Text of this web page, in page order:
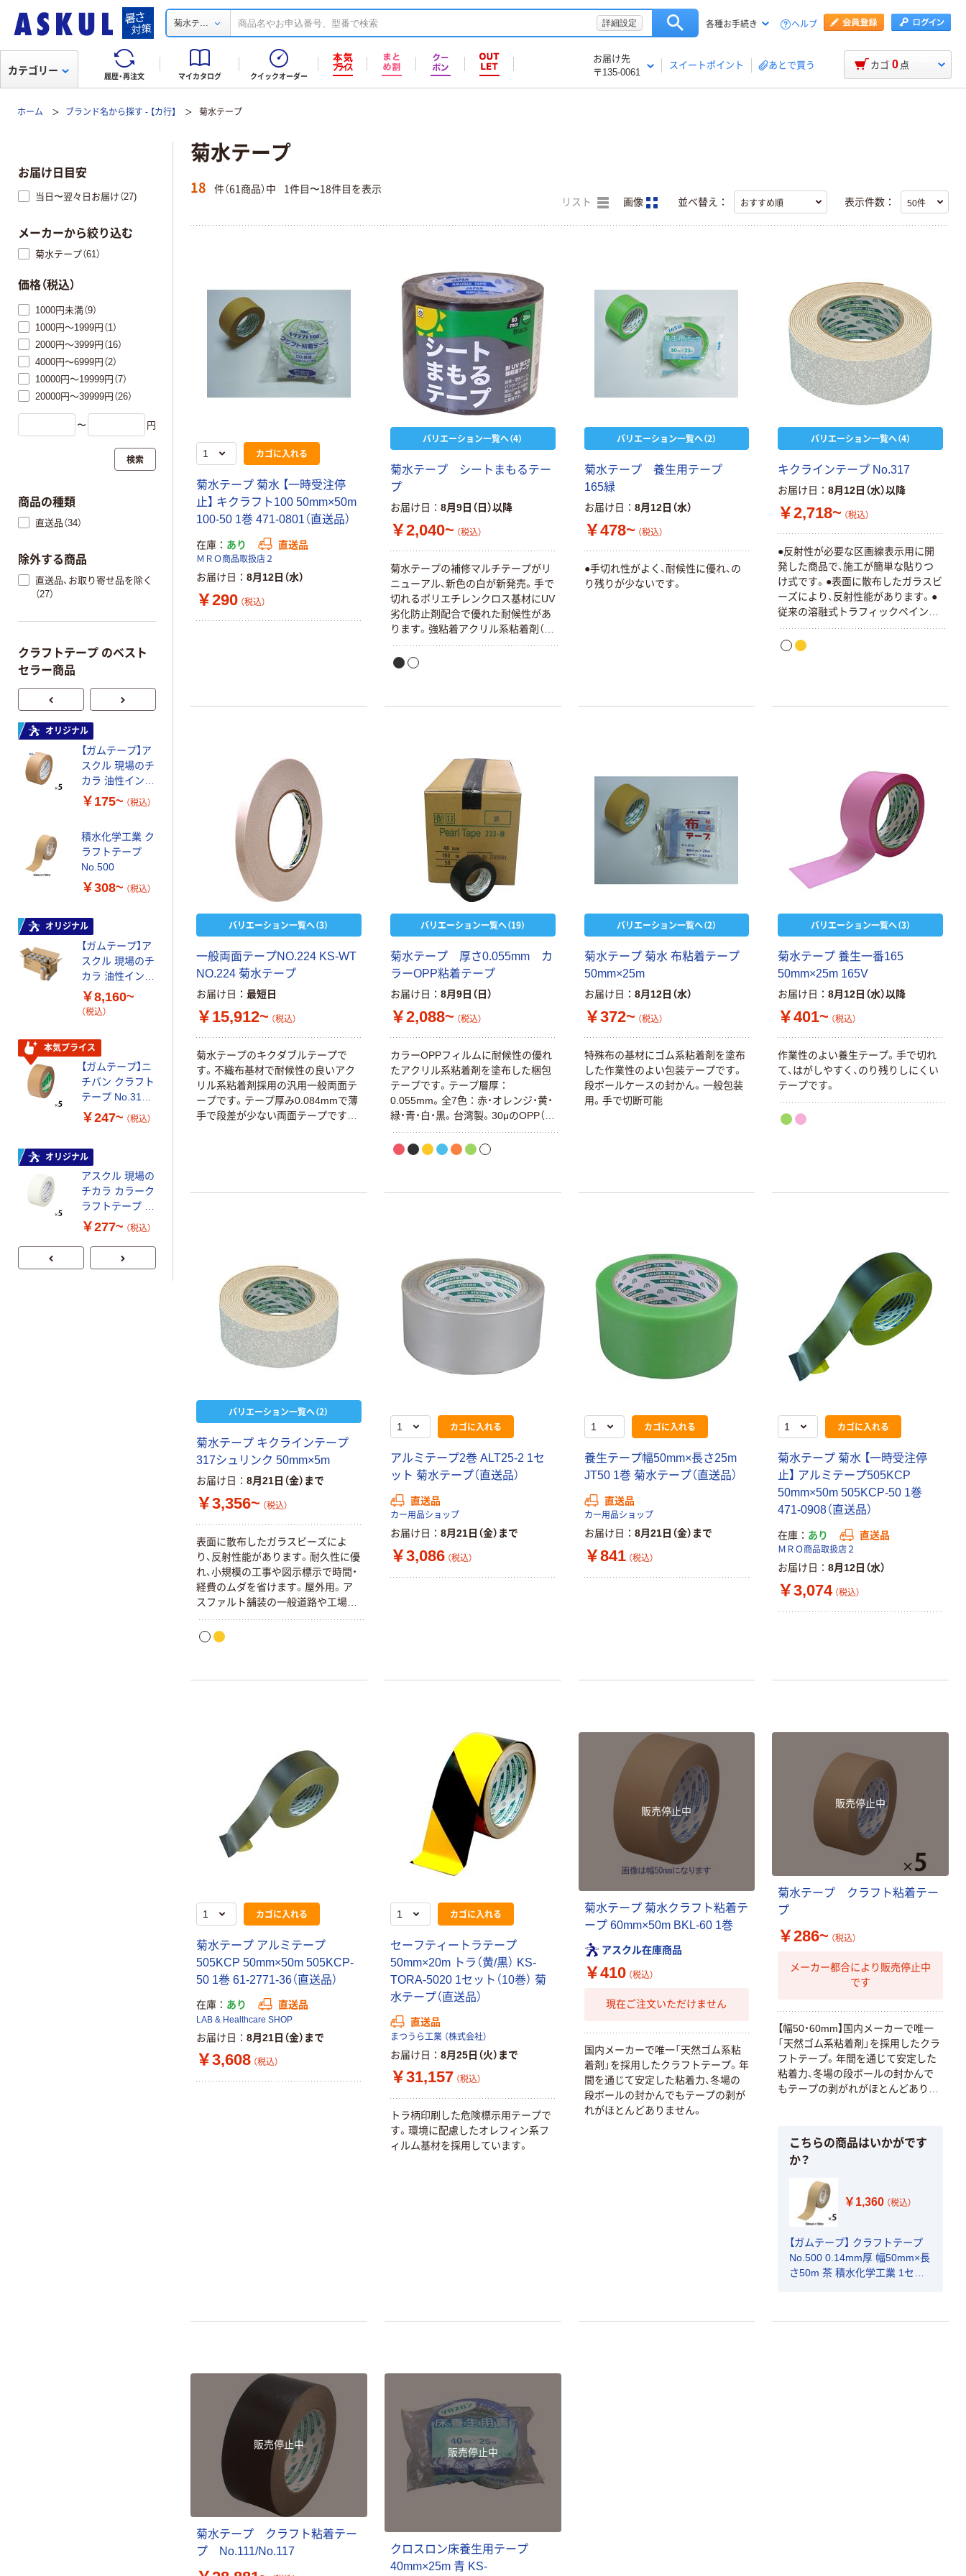
菊水テ... 詳細設定 各種お手続き ヘルプ
履歴・再注文 マイカタログ クイックオーダー
お届け先
〒135-0061
スイートポイント あとで買う
カテゴリー カゴ 0 点
ホーム ブランド名から探す - 【カ行】 菊水テープ
菊水テープ
18 件（61商品）中 1件目〜18件目を表示
リスト 画像 並べ替え： 表示件数：
カゴに入れる
菊水テープ 菊水 【一時受注停
止】 キクラフト100 50mm×50m
100-50 1巻 471-0801（直送品）
在庫 あり 直送品
ＭＲＯ商品取扱店２
お届け日 8月12日（水）
￥290 （税込）
バリエーション一覧へ（4）
菊水テープ シートまもるテー
プ
お届け日 8月9日（日）以降
￥2,040~ （税込）
菊水テープの補修マルチテープがリ
ニューアル、新色の白が新発売。手で
切れるポリエチレンクロス基材にUV
劣化防止剤配合で優れた耐候性があ
ります。強粘着アクリル系粘着剤（ノ
ントルエン・無溶剤タイプ採用で環
境にやさしい）防草シートや遮光ネ
トや白いシートの固定、ジョイント、
も。プラスチック製品の簡易補修に
も便利です。
バリエーション一覧へ（2）
菊水テープ 養生用テープ
165緑
お届け日 8月12日（水）
￥478~ （税込）
●手切れ性がよく、耐候性に優れ、の
り残りが少ないです。
バリエーション一覧へ（4）
キクラインテープ No.317
お届け日 8月12日（水）以降
￥2,718~ （税込）
●反射性が必要な区画線表示用に開
発した商品で、施工が簡単な貼りつ
け式です。●表面に散布したガラスビ
ーズにより、反射性能があります。●
従来の溶融式トラフィックペイント
に比べ、耐久性に優れ、小規模の工事
や図示標示で時間・経費のムダを省
バリエーション一覧へ（3）
一般両面テープNO.224 KS-WT
NO.224 菊水テープ
お届け日 最短日
￥15,912~ （税込）
菊水テープのキクダブルテープで
す。不織布基材で耐候性の良いアク
リル系粘着剤採用の汎用一般両面テ
ープです。テープ厚み0.084mmで薄
手で段差が少ない両面テープです。
す。一般仮止め両面テープとして。
バリエーション一覧へ（19）
菊水テープ 厚さ0.055mm カ
ラーOPP粘着テープ
お届け日 8月9日（日）
￥2,088~ （税込）
カラーOPPフィルムに耐候性の優れ
たアクリル系粘着剤を塗布した梱包
テープです。テープ層厚：
0.055mm。全7色：赤・オレンジ・黄・
緑・青・白・黒。台湾製。30μのOPP（二
軸延伸ポリプロピレン）フィルムを
使用。段ボールケースの封かん、一般
管理できます。また加工や配送等の
バリエーション一覧へ（2）
菊水テープ 菊水 布粘着テープ
50mm×25m
お届け日 8月12日（水）
￥372~ （税込）
特殊布の基材にゴム系粘着剤を塗布
した作業性のよい包装テープです。
段ボールケースの封かん。一般包装
用。手で切断可能
バリエーション一覧へ（3）
菊水テープ 養生一番165
50mm×25m 165V
お届け日 8月12日（水）以降
￥401~ （税込）
作業性のよい養生テープ。手で切れ
て、はがしやすく、のり残りしにくい
テープです。
バリエーション一覧へ（2）
菊水テープ キクラインテープ
317シュリンク 50mm×5m
お届け日 8月21日（金）まで
￥3,356~ （税込）
表面に散布したガラスビーズによ
り、反射性能があります。耐久性に優
れ、小規模の工事や図示標示で時間・
経費のムダを省けます。屋外用。ア
スファルト舗装の一般道路や工場構
内の通行区分線に。駐車場の区画線
や歩道や自転車道のマーク類の標示
カゴに入れる
アルミテープ2巻 ALT25-2 1セ
ット 菊水テープ（直送品）
直送品
カー用品ショップ
お届け日 8月21日（金）まで
￥3,086 （税込）
カゴに入れる
養生テープ幅50mm×長さ25m
JT50 1巻 菊水テープ（直送品）
直送品
カー用品ショップ
お届け日 8月21日（金）まで
￥841 （税込）
カゴに入れる
菊水テープ 菊水 【一時受注停
止】 アルミテープ505KCP
50mm×50m 505KCP-50 1巻
471-0908（直送品）
在庫 あり 直送品
ＭＲＯ商品取扱店２
お届け日 8月12日（水）
￥3,074 （税込）
カゴに入れる
菊水テープ アルミテープ
505KCP 50mm×50m 505KCP-
50 1巻 61-2771-36（直送品）
在庫 あり 直送品
LAB & Healthcare SHOP
お届け日 8月21日（金）まで
￥3,608 （税込）
カゴに入れる
セーフティートラテープ
50mm×20m トラ（黄/黒） KS-
TORA-5020 1セット（10巻） 菊
水テープ（直送品）
直送品
まつうら工業 （株式会社）
お届け日 8月25日（火）まで
￥31,157 （税込）
トラ柄印刷した危険標示用テープで
す。環境に配慮したオレフィン系フ
ィルム基材を採用しています。
販売停止中
菊水テープ 菊水クラフト粘着テ
ープ 60mm×50m BKL-60 1巻
アスクル在庫商品
￥410 （税込）
現在ご注文いただけません
国内メーカーで唯一「天然ゴム系粘
着剤」を採用したクラフトテープ。年
間を通じて安定した粘着力、冬場の
段ボールの封かんでもテープの剥が
れがほとんどありません。
販売停止中
菊水テープ クラフト粘着テー
プ
￥286~ （税込）
メーカー都合により販売停止中
です
【幅50・60mm】国内メーカーで唯一
「天然ゴム系粘着剤」を採用したクラ
フトテープ。年間を通じて安定した
粘着力、冬場の段ボールの封かんで
もテープの剥がれがほとんどありま
があるテープです。
こちらの商品はいかがです
か？
￥1,360 （税込）
【ガムテープ】 クラフトテープ
No.500 0.14mm厚 幅50mm×長
さ50m 茶 積水化学工業 1セッ
販売停止中
菊水テープ クラフト粘着テー
プ No.111/No.117
販売停止中
クロスロン床養生用テープ
40mm×25m 青 KS-
お届け日目安
当日〜翌々日お届け（27)
メーカーから絞り込む
菊水テープ（61）
価格（税込）
1000円未満（9）
1000円～1999円（1）
2000円～3999円（16）
4000円～6999円（2）
10000円～19999円（7）
20000円～39999円（26）
〜 円
検索
商品の種類
直送品（34）
除外する商品
直送品、お取り寄せ品を除く
（27）
クラフトテープ のベスト
セラー商品
オリジナル
【ガムテープ】ア
スクル 現場のチ
カラ 油性インク
で文字が書ける
クラフトテープ
￥175~ （税込）
積水化学工業 ク
ラフトテープ
No.500
￥308~ （税込）
オリジナル
【ガムテープ】ア
スクル 現場のチ
カラ 油性インク
で文字が書ける
クラフトテープ
￥8,160~
（税込）
本気プライス
【ガムテープ】ニ
チバン クラフト
テープ No.313
黄土 厚さ
￥247~ （税込）
オリジナル
アスクル 現場の
チカラ カラーク
ラフトテープ 幅
50mm×長さ50m
￥277~ （税込）
粘着テープ
￥668~ （税込）
【ガムテープ】ク
ラフト粘着テー
プSE PK-2370
幅50mm×長さ
50m J4266 ニト
ムズ 1巻
￥286 （税込）
カゴへ
オカモト クラ
フトテープ
No.204 シュリ
ンク包装
0.14mm厚
￥229~
【ガムテープ】カ
ラークラフトテ
ープ No.500WC
積水化学工業 1
巻
￥413~ （税込）
オリジナル
加工 簡易包装タ
（税込）
スクル 現場のチ
カラ ラミネート
加工 クラフトテ
￥1,170~
カラ 油性インク
で文字が書ける
クラフトテープ
（税込）
積水化学工業 ク
オリジナル
スクル 現場のチ
カラ 油性インク
で文字が書ける
無包装タイプ
￥8,160~
【ガムテープ】ニ
チバン クラフト
テープ No.313
￥247~
チカラ カラーク